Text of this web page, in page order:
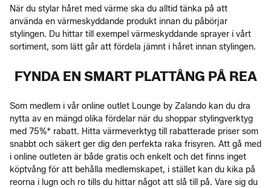
När du stylar håret med värme ska du alltid tänka på att
använda en värmeskyddande produkt innan du påbörjar
stylingen. Du hittar till exempel värmeskyddande sprayer i vårt
sortiment, som lätt går att fördela jämnt i håret innan stylingen.
FYNDA EN SMART PLATTÅNG PÅ REA
Som medlem i vår online outlet Lounge by Zalando kan du dra
nytta av en mängd olika fördelar när du shoppar stylingverktyg
med 75%* rabatt. Hitta värmeverktyg till rabatterade priser som
snabbt och säkert ger dig den perfekta raka frisyren. Att gå med
i online outleten är både gratis och enkelt och det finns inget
köptvång för att behålla medlemskapet, i stället kan du kika på
reorna i lugn och ro tills du hittar något att slå till på. Vare sig du